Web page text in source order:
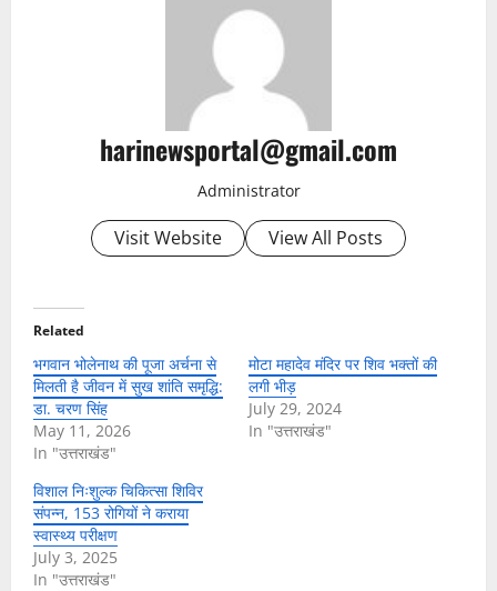
harinewsportal@gmail.com
Administrator
Visit Website View All Posts
Related
भगवान भोलेनाथ की पूजा अर्चना से
मिलती है जीवन में सुख शांति समृद्धि:
डा. चरण सिंह
May 11, 2026
In "उत्तराखंड"
मोटा महादेव मंदिर पर शिव भक्तों की
लगी भीड़
July 29, 2024
In "उत्तराखंड"
विशाल निःशुल्क चिकित्सा शिविर
संपन्न, 153 रोगियों ने कराया
स्वास्थ्य परीक्षण
July 3, 2025
In "उत्तराखंड"